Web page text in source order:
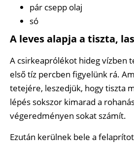
pár csepp olaj
só
A leves alapja a tiszta,
A csirkeaprólékot hideg vízben
első tíz percben figyelünk rá.
tetejére, leszedjük, hogy tiszta
lépés sokszor kimarad a
végeredményen sokat számít.
Ezután kerülnek bele a